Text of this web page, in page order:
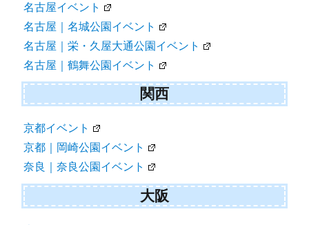
名古屋イベント
名古屋｜名城公園イベント
名古屋｜栄・久屋大通公園イベント
名古屋｜鶴舞公園イベント
関西
京都イベント
京都｜岡崎公園イベント
奈良｜奈良公園イベント
大阪